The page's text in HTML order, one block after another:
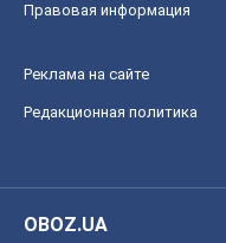
Правовая информация
Реклама на сайте
Редакционная политика
OBOZ.UA